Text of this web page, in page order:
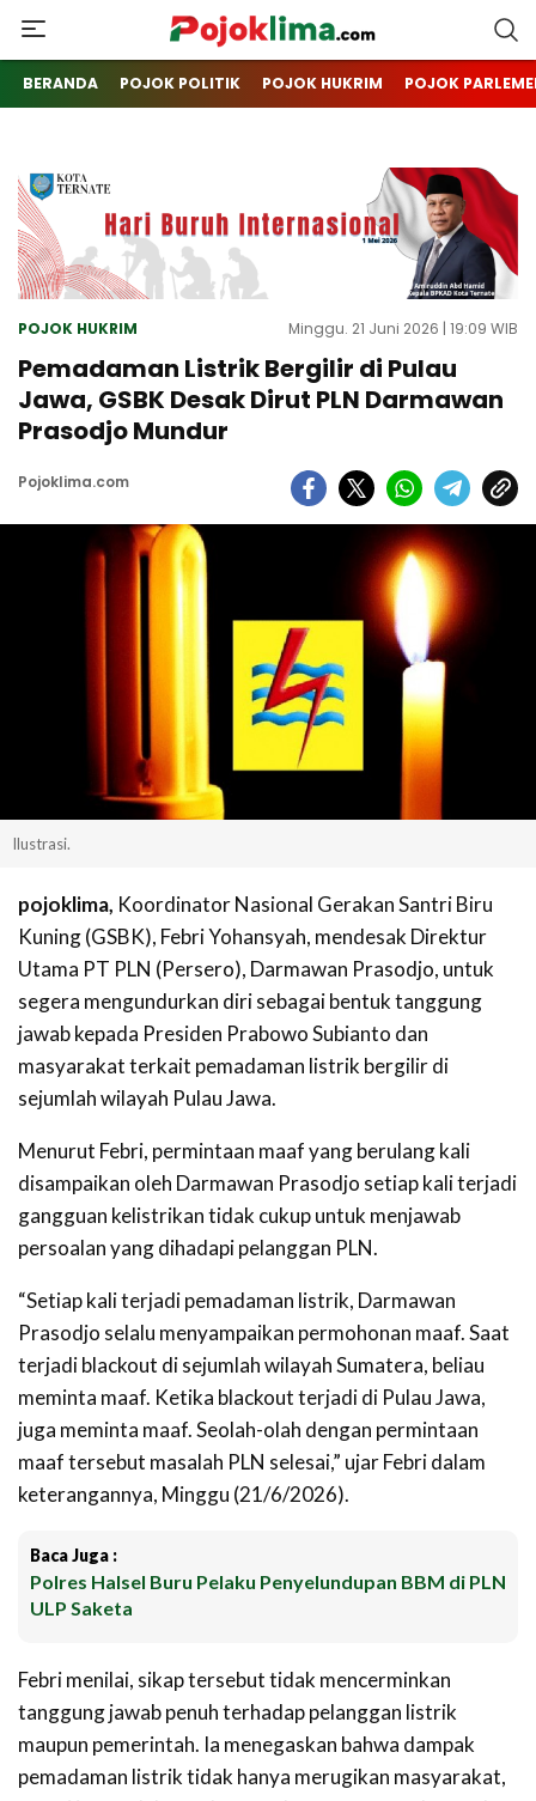
pojoklima.com
Mojokin
BERANDA POJOK POLITIK POJOK HUKRIM POJOK
POJOK HUKRIM Minggu. 21 Juni 2026 | 19:09 WIB
Pemadaman Listrik Bergilir di Pulau
Jawa, GSBK Desak Dirut PLN Darmawan
Prasodjo Mundur
Pojoklima.com
Ilustrasi.
pojoklima, Koordinator Nasional Gerakan Santri Biru
Kuning (GSBK), Febri Yohansyah, mendesak Direktur
Utama PT PLN (Persero), Darmawan Prasodjo, untuk
segera mengundurkan diri sebagai bentuk tanggung
jawab kepada Presiden Prabowo Subianto dan
masyarakat terkait pemadaman listrik bergilir di
sejumlah wilayah Pulau Jawa.
Menurut Febri, permintaan maaf yang berulang kali
disampaikan oleh Darmawan Prasodjo setiap kali terjadi
gangguan kelistrikan tidak cukup untuk menjawab
persoalan yang dihadapi pelanggan PLN.
“Setiap kali terjadi pemadaman listrik, Darmawan
Prasodjo selalu menyampaikan permohonan maaf. Saat
terjadi blackout di sejumlah wilayah Sumatera, beliau
meminta maaf. Ketika blackout terjadi di Pulau Jawa,
juga meminta maaf. Seolah-olah dengan permintaan
maaf tersebut masalah PLN selesai,” ujar Febri dalam
keterangannya, Minggu (21/6/2026).
Baca Juga :
Polres Halsel Buru Pelaku Penyelundupan BBM di PLN
ULP Saketa
Febri menilai, sikap tersebut tidak mencerminkan
tanggung jawab penuh terhadap pelanggan listrik
maupun pemerintah. Ia menegaskan bahwa dampak
pemadaman listrik tidak hanya merugikan masyarakat,